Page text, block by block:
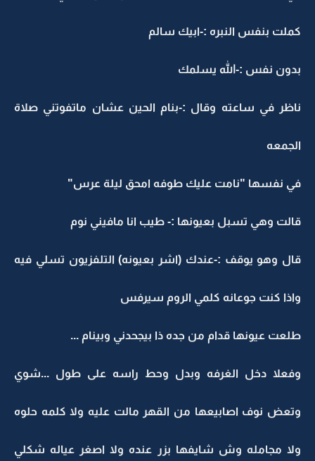
بنفس النبره :-ابيك سالم
نفس :-الله يسلمك
في ساعته وقال :-بنام الحين عشان ماتفوتني صلاة
نفسها "نامت عليك طوفه امحق ليلة عرس"
وهي تسبل بعيونها :- طيب انا مافيني نوم
وهو يوقف :-عندك (اشر بعيونه) التلفزيون تسلي فيه
كنت جوعانه كلمي الروم سيرفس
عيونها قدام من جده ذا بيجحدني وبينام ...
دخل الغرفه وبدل وحط راسه على طول ...شوي
نوف اصابيعها من القهر مالت عليه ولا كلمه حلوه
مجامله وش شايفها بزر عنده ولا اصغر عياله شكلي